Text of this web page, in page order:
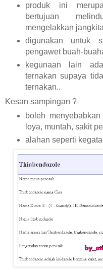
produk ini
bertujuan
mengelakkan
digunakan untuk
pengawet buah-
kegunaan lain
ternakan supaya
ternakan..
Kesan sampingan ?
boleh
loya, muntah, sakit
alahan seperti